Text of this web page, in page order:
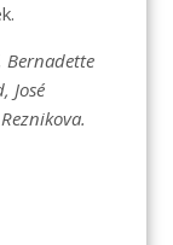
Bernadette
José